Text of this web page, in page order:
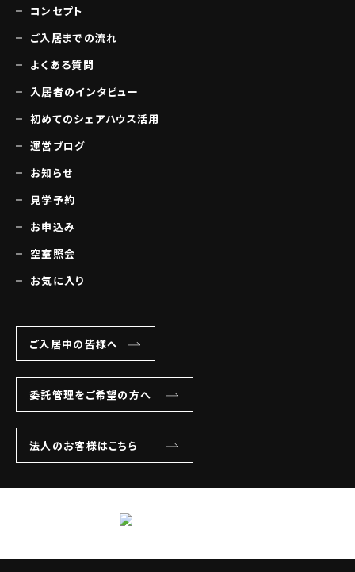
コンセプト
ご入居までの流れ
よくある質問
入居者のインタビュー
初めてのシェアハウス活用
運営ブログ
お知らせ
見学予約
お申込み
空室照会
お気に入り
ご入居中の皆様へ
委託管理をご希望の方へ
法人のお客様はこちら